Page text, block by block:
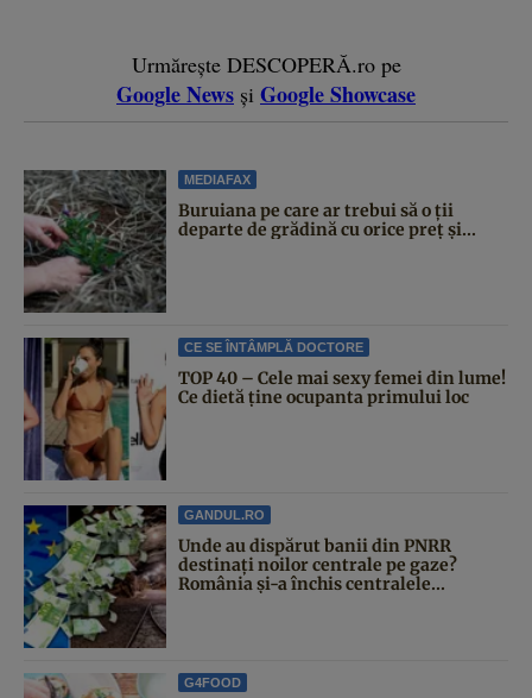
Urmărește DESCOPERĂ.ro pe
Google News și Google Showcase
MEDIAFAX
Buruiana pe care ar trebui să o ții
departe de grădină cu orice preț și...
CE SE ÎNTÂMPLĂ DOCTORE
TOP 40 – Cele mai sexy femei din lume!
Ce dietă ține ocupanta primului loc
GANDUL.RO
Unde au dispărut banii din PNRR
destinați noilor centrale pe gaze?
România și-a închis centralele...
G4FOOD